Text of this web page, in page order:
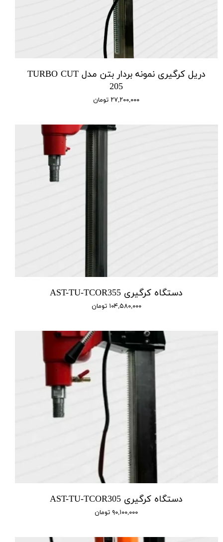
دریل کرگیری نمونه بردار بتن مدل TURBO CUT
205
۲۷,۲۰۰,۰۰۰ تومان
دستگاه کرگیری AST-TU-TCOR355
۱۰۴,۵۸۰,۰۰۰ تومان
دستگاه کرگیری AST-TU-TCOR305
۹۰,۱۰۰,۰۰۰ تومان